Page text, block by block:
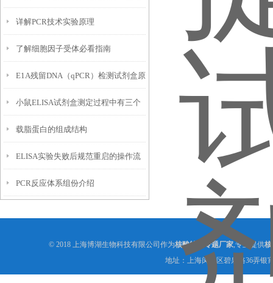
厂家如何讲解
详解PCR技术实验原理
了解细胞因子受体必看指南
E1A残留DNA（qPCR）检测试剂盒原
理及优势
小鼠ELISA试剂盒测定过程中有三个
必要的试剂
载脂蛋白的组成结构
ELISA实验失败后规范重启的操作流
程与质控要求
PCR反应体系组份介绍
© 2018 上海博湖生物科技有限公司作为核酸纯化专题厂家,专业提供
地址：上海闵行区碧泉路36弄银